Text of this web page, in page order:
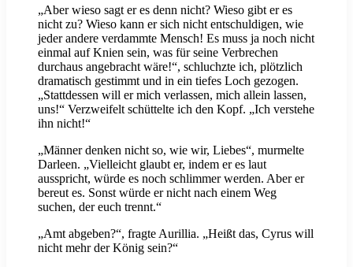
„Aber wieso sagt er es denn nicht? Wieso gibt er es
nicht zu? Wieso kann er sich nicht entschuldigen, wie
jeder andere verdammte Mensch! Es muss ja noch nicht
einmal auf Knien sein, was für seine Verbrechen
durchaus angebracht wäre!“, schluchzte ich, plötzlich
dramatisch gestimmt und in ein tiefes Loch gezogen.
„Stattdessen will er mich verlassen, mich allein lassen,
uns!“ Verzweifelt schüttelte ich den Kopf. „Ich verstehe
ihn nicht!“
„Männer denken nicht so, wie wir, Liebes“, murmelte
Darleen. „Vielleicht glaubt er, indem er es laut
ausspricht, würde es noch schlimmer werden. Aber er
bereut es. Sonst würde er nicht nach einem Weg
suchen, der euch trennt.“
„Amt abgeben?“, fragte Aurillia. „Heißt das, Cyrus will
nicht mehr der König sein?“